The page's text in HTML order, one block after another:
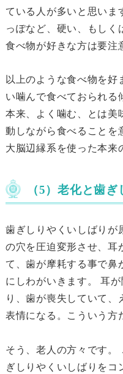
ている人が多いと思いま
っぽなど、硬い、もしく
食べ物が好きな方は要注
以上のような食べ物を
い噛んで食べておられる
本来、よく噛む、とは美
動しながら食べることを
大脳辺縁系を使った本来
（5）老化と歯ぎ
歯ぎしりやくいしばりが
の穴を圧迫変形させ、耳
て、歯が摩耗する事で鼻
にしわがいきます。 耳
り、歯が喪失していて
表情になる。こういう方
そう、老人の方々です。
ぎしりやくいしばりをコ